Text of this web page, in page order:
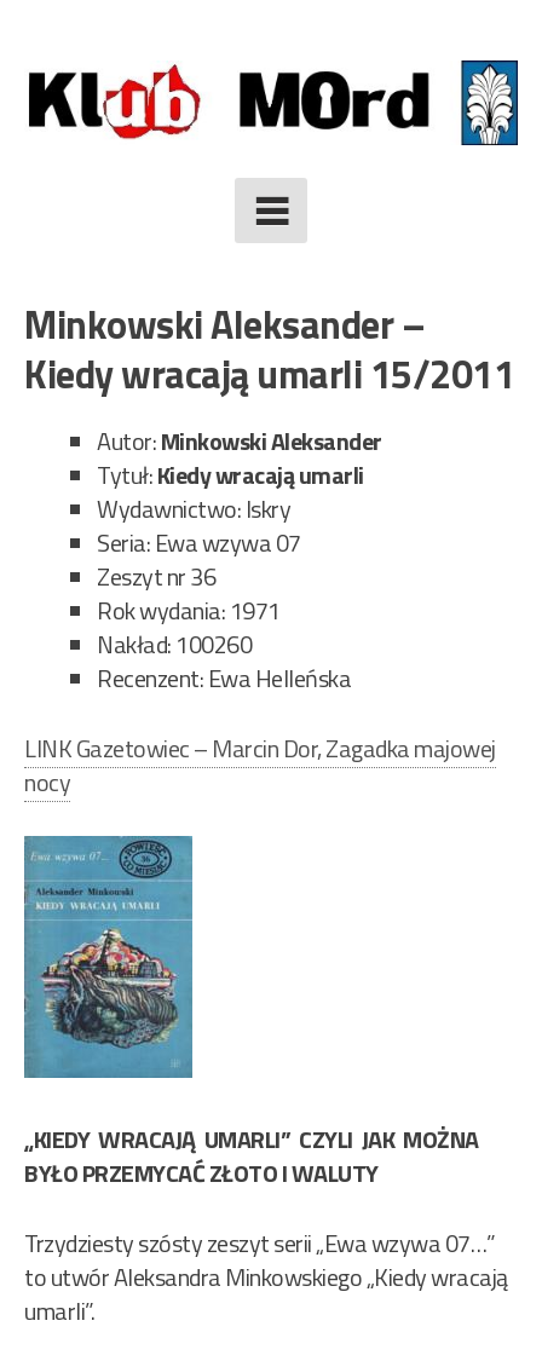
to
content
Minkowski Aleksander –
Kiedy wracają umarli 15/2011
Autor:Minkowski Aleksander
Tytuł:Kiedy wracają umarli
Wydawnictwo: Iskry
Seria: Ewa wzywa 07
Zeszyt nr 36
Rok wydania: 1971
Nakład: 100260
Recenzent: Ewa Helleńska
LINK Gazetowiec – Marcin Dor, Zagadka majowej
nocy
„KIEDY WRACAJĄ UMARLI” CZYLI JAK MOŻNA
BYŁO PRZEMYCAĆ ZŁOTO I WALUTY
Trzydziesty szósty zeszyt serii „Ewa wzywa 07…”
to utwór Aleksandra Minkowskiego „Kiedy wracają
umarli”.